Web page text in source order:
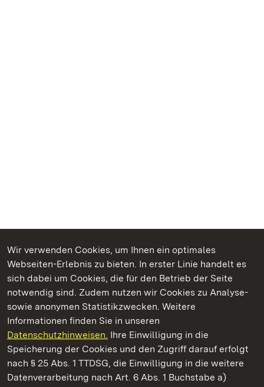
Wir verwenden Cookies, um Ihnen ein optimales
Webseiten-Erlebnis zu bieten. In erster Linie handelt es
sich dabei um Cookies, die für den Betrieb der Seite
notwendig sind. Zudem nutzen wir Cookies zu Analyse-
sowie anonymen Statistikzwecken. Weitere
Informationen finden Sie in unseren
Datenschutzhinweisen. Ihre Einwilligung in die
Speicherung der Cookies und den Zugriff darauf erfolgt
nach § 25 Abs. 1 TTDSG, die Einwilligung in die weitere
Datenverarbeitung nach Art. 6 Abs. 1 Buchstabe a)
Kommen. Staunen. Genießen.
Staatliche Schlösser und Gärten Baden‑Württemberg
Staatliche Schlösser und Gärten Baden-Württemberg